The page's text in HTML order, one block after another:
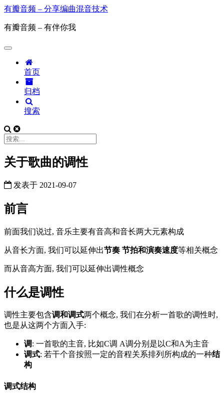
有瓣音频 – 分享编曲混音技术
有瓣音频 – 有伴你我
首页
归档
搜索
关于歌曲的调性
发表于 2021-09-07
前言
前面我们说过, 音乐主要有音高和音长两大元素构成
从音长方面, 我们可以延伸出节奏 节拍和演奏速度等相关概念
而从音高方面, 我们可以延伸出调性概念
什么是调性
调性主要包含调和调式两个概念, 我们在分析一首歌的调性时,
也是从这两个方面入手:
调: 一首歌的主音, 比如C调 A调分别是以C和A为主音
调式: 若干个音按照一定的音程关系排列所构成的一种结
构
调式结构